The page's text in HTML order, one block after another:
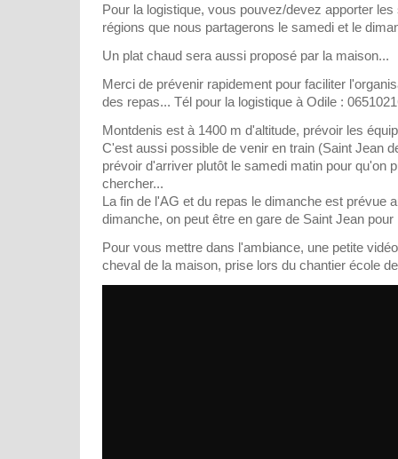
Pour la logistique, vous pouvez/devez apporter
régions que nous partagerons le samedi et le
Un plat chaud sera aussi proposé par la maison...
Merci de prévenir rapidement pour faciliter
des repas... Tél pour la logistique à Odile :
Montdenis est à 1400 m d'altitude, prévoir les
C'est aussi possible de venir en train (Saint Jean
prévoir d'arriver plutôt le samedi matin pour qu'on
chercher...
La fin de l'AG et du repas le dimanche est prévue
dimanche, on peut être en gare de Saint Jean
Pour vous mettre dans l'ambiance, une petite
cheval de la maison, prise lors du chantier école